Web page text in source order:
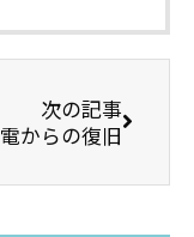
次の記事
からの復旧